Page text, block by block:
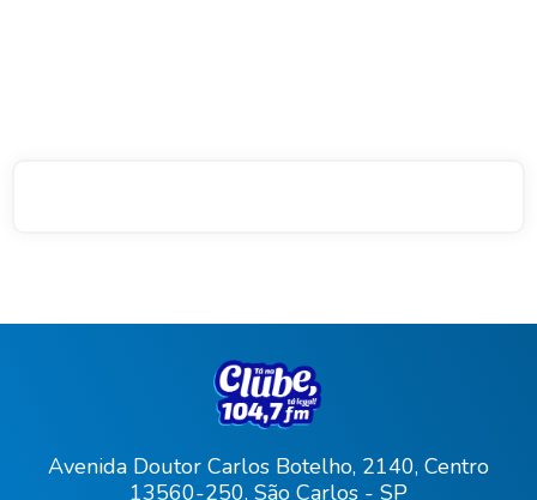
Avenida Doutor Carlos Botelho, 2140, Centro
13560-250, São Carlos - SP